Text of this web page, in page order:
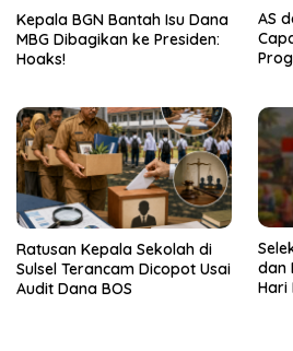
Kepala BGN Bantah Isu Dana
MBG Dibagikan ke Presiden:
Hoaks!
AS
Ratusan Kepala Sekolah di
Sulsel Terancam Dicopot Usai
Audit Dana BOS
dan
Hari